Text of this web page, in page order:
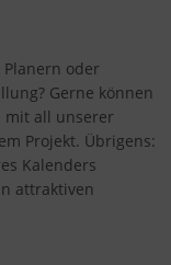
oder
Gerne können
mit all unserer
Projekt. Übrigens:
Kalenders
attraktiven